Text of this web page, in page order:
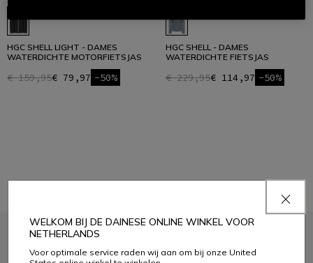
HGC SHELL LIGHT - DAMES
WATERDICHTE MOTORFIETSJAS
€ 159,95€ 79,97 -50%
HGC SHELL - DAMES
WATERDICHTE FIETSJAS
€ 229,95€ 114,97 -50%
Schrijf je in voor de nieuwsbrief en ontvang 10% korting op je volgende
WELKOM BIJ DE DAINESE ONLINE WINKEL VOOR
NETHERLANDS
Voor optimale service raden wij aan om bij onze United